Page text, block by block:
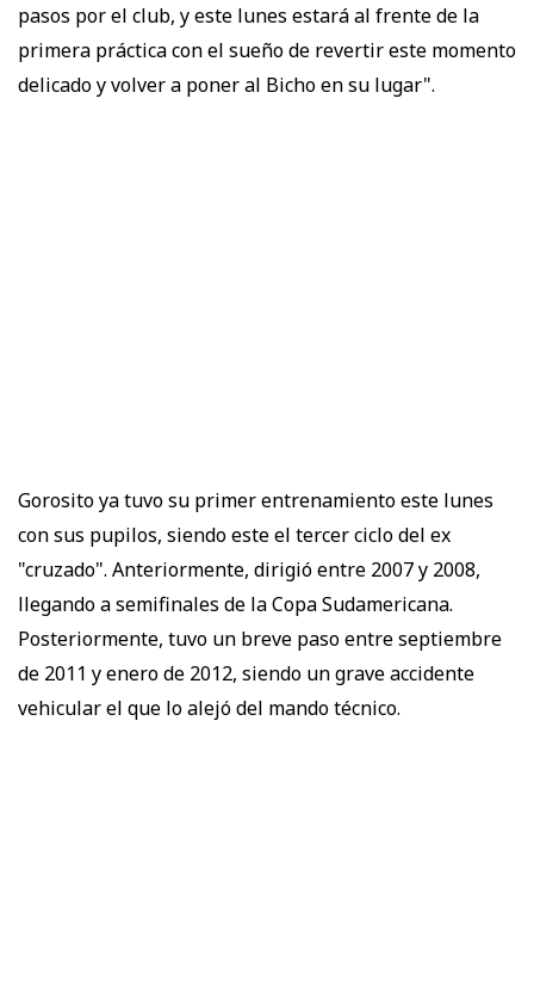
pasos por el club, y este lunes estará al frente de la
primera práctica con el sueño de revertir este momento
delicado y volver a poner al Bicho en su lugar".
Gorosito ya tuvo su primer entrenamiento este lunes
con sus pupilos, siendo este el tercer ciclo del ex
"cruzado". Anteriormente, dirigió entre 2007 y 2008,
llegando a semifinales de la Copa Sudamericana.
Posteriormente, tuvo un breve paso entre septiembre
de 2011 y enero de 2012, siendo un grave accidente
vehicular el que lo alejó del mando técnico.